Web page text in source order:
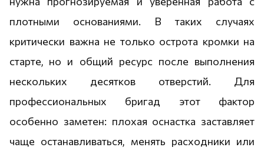
плотными основаниями. В таких случаях
критически важна не только острота кромки на
старте, но и общий ресурс после выполнения
нескольких десятков отверстий. Для
профессиональных бригад этот фактор
особенно заметен: плохая оснастка заставляет
чаще останавливаться, менять расходники или